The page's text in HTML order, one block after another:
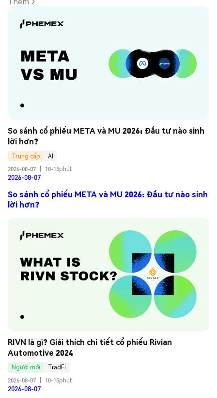
So sánh cổ phiếu META và MU 2026: Đầu tư nào sinh
lời hơn?
Trung cấp
AI
2026-08-07
10-15phút
2026-08-07
So sánh cổ phiếu META và MU 2026: Đầu tư nào sinh
lời hơn?
RIVN là gì? Giải thích chi tiết cổ phiếu Rivian
Automotive 2024
Người mới
TradFi
2026-08-07
10-15phút
2026-08-07